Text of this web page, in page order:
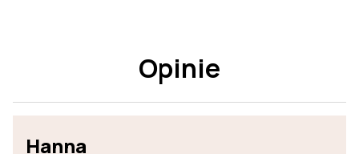
Opinie
Hanna